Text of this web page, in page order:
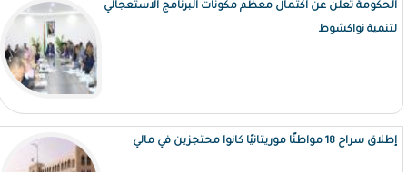
الحكومة تعلن عن اكتمال معظم مكونات البرنامج الاستعجالي
لتنمية نواكشوط
إطلاق سراح 18 مواطنًا موريتانيًا كانوا محتجزين في مالي